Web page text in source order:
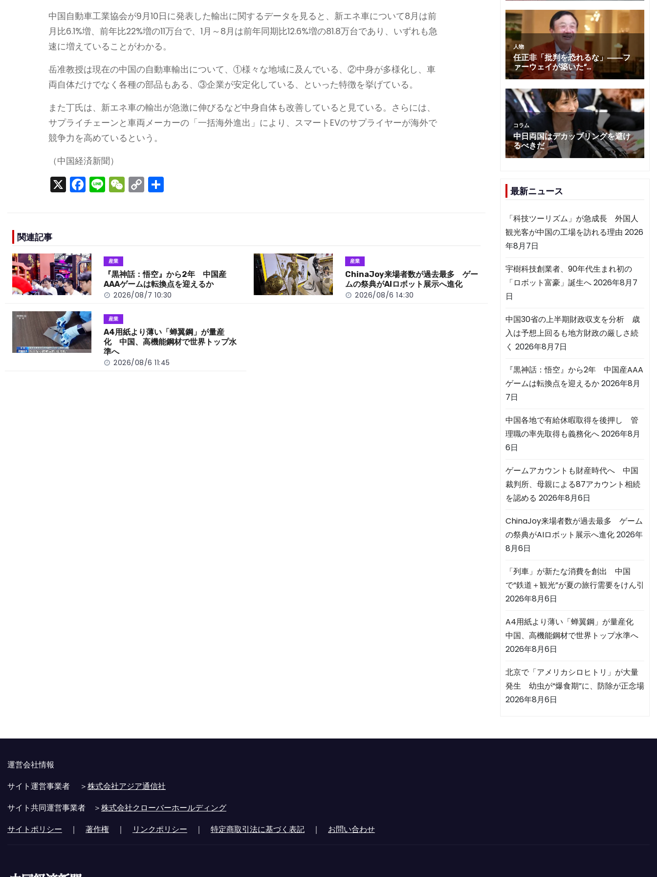
中国自動車工業協会が9月10日に発表した輸出に関するデータを見ると、新エネ車について8月は前
月比6.1%増、前年比22%増の11万台で、1月～8月は前年同期比12.6%増の81.8万台であり、いずれも急
速に増えていることがわかる。
岳准教授は現在の中国の自動車輸出について、①様々な地域に及んでいる、②中身が多様化し、車
両自体だけでなく各種の部品もある、③企業が安定化している、といった特徴を挙げている。
また丁氏は、新エネ車の輸出が急激に伸びるなど中身自体も改善していると見ている。さらには、
サプライチェーンと車両メーカーの「一括海外進出」により、スマートEVのサプライヤーが海外で
競争力を高めているという。
（中国経済新聞）
X F
a
o
o
k
Li
n
W
e
C
o
k
関連記事
産業
『黒神話：悟空』から2年 中国産
AAAゲームは転換点を迎えるか
2026/08/7 10:30
産業
ChinaJoy来場者数が過去最多 ゲー
ムの祭典がAIロボット展示へ進化
2026/08/6 14:30
産業
A4用紙より薄い「蝉翼鋼」が量産
化 中国、高機能鋼材で世界トップ水
準へ
2026/08/6 11:45
最新ニュース
「科技ツーリズム」が急成長 外国人
観光客が中国の工場を訪れる理由 2026
年8月7日
宇樹科技創業者、90年代生まれ初の
「ロボット富豪」誕生へ2026年8月7
日
中国30省の上半期財政収支を分析 歳
入は予想上回るも地方財政の厳しさ続
く 2026年8月7日
『黒神話：悟空』から2年 中国産AAA
ゲームは転換点を迎えるか2026年8月
7日
中国各地で有給休暇取得を後押し 管
理職の率先取得も義務化へ2026年8月
6日
ゲームアカウントも財産時代へ 中国
裁判所、母親による87アカウント相続
を認める 2026年8月6日
ChinaJoy来場者数が過去最多 ゲーム
の祭典がAIロボット展示へ進化2026年
8月6日
「列車」が新たな消費を創出 中国
で“鉄道＋観光”が夏の旅行需要をけん引
2026年8月6日
A4用紙より薄い「蝉翼鋼」が量産化
中国、高機能鋼材で世界トップ水準へ
2026年8月6日
北京で「アメリカシロヒトリ」が大量
発生 幼虫が“爆食期”に、防除が正念場
2026年8月6日
運営会社情報
サイト運営事業者 ＞株式会社アジア通信社
サイト共同運営事業者 ＞株式会社クローバーホールディング
サイトポリシー ｜ 著作権 ｜ リンクポリシー ｜ 特定商取引法に基づく表記 ｜ お問い合わせ